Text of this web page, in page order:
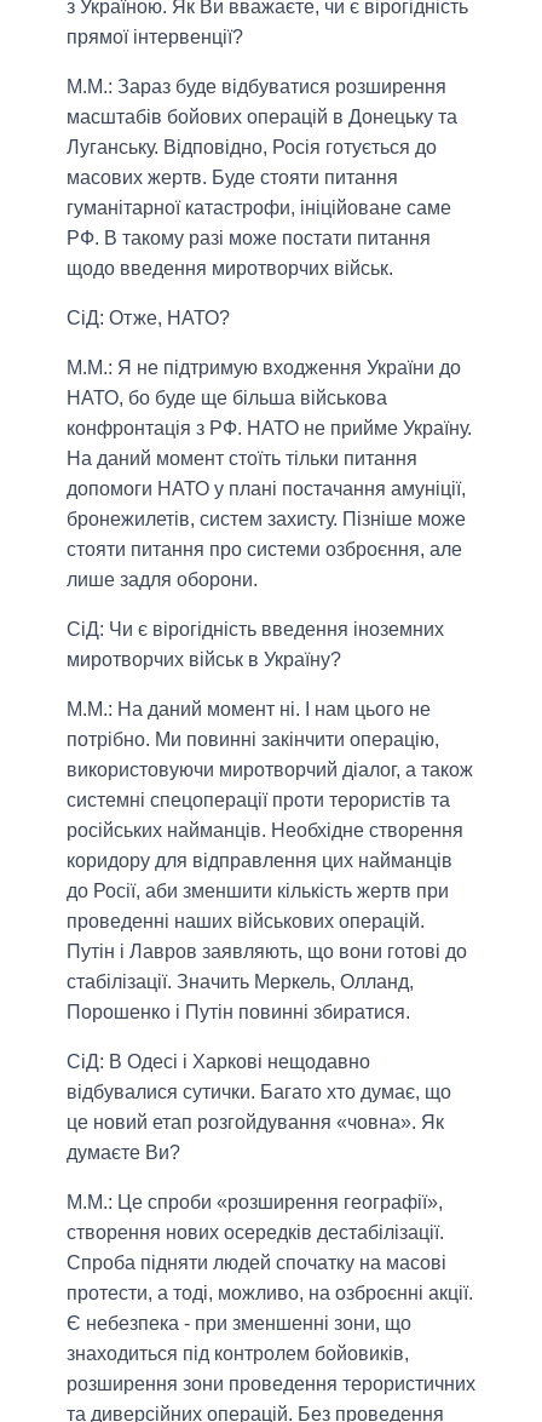
з Україною. Як Ви вважаєте, чи є вірогідність
прямої інтервенції?
М.М.: Зараз буде відбуватися розширення
масштабів бойових операцій в Донецьку та
Луганську. Відповідно, Росія готується до
масових жертв. Буде стояти питання
гуманітарної катастрофи, ініційоване саме
РФ. В такому разі може постати питання
щодо введення миротворчих військ.
СіД: Отже, НАТО?
М.М.: Я не підтримую входження України до
НАТО, бо буде ще більша військова
конфронтація з РФ. НАТО не прийме Україну.
На даний момент стоїть тільки питання
допомоги НАТО у плані постачання амуніції,
бронежилетів, систем захисту. Пізніше може
стояти питання про системи озброєння, але
лише задля оборони.
СіД: Чи є вірогідність введення іноземних
миротворчих військ в Україну?
М.М.: На даний момент ні. І нам цього не
потрібно. Ми повинні закінчити операцію,
використовуючи миротворчий діалог, а також
системні спецоперації проти терористів та
російських найманців. Необхідне створення
коридору для відправлення цих найманців
до Росії, аби зменшити кількість жертв при
проведенні наших військових операцій.
Путін і Лавров заявляють, що вони готові до
стабілізації. Значить Меркель, Олланд,
Порошенко і Путін повинні збиратися.
СіД: В Одесі і Харкові нещодавно
відбувалися сутички. Багато хто думає, що
це новий етап розгойдування «човна». Як
думаєте Ви?
М.М.: Це спроби «розширення географії»,
створення нових осередків дестабілізації.
Спроба підняти людей спочатку на масові
протести, а тоді, можливо, на озброєнні акції.
Є небезпека - при зменшенні зони, що
знаходиться під контролем бойовиків,
розширення зони проведення терористичних
та диверсійних операцій. Без проведення